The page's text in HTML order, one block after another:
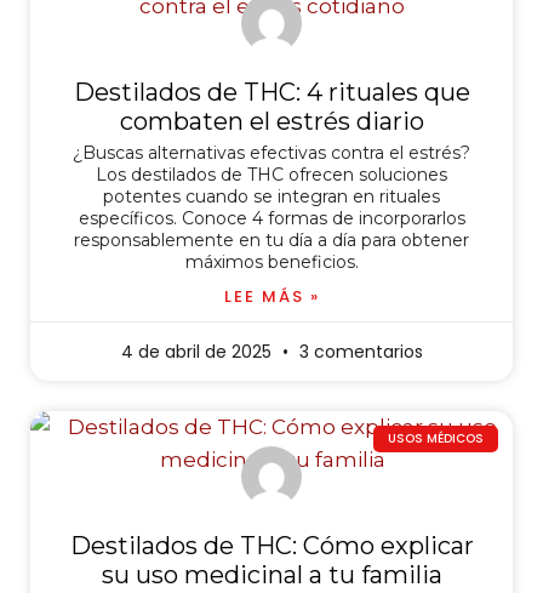
Destilados de THC: 4 rituales que
combaten el estrés diario
¿Buscas alternativas efectivas contra el estrés?
Los destilados de THC ofrecen soluciones
potentes cuando se integran en rituales
específicos. Conoce 4 formas de incorporarlos
responsablemente en tu día a día para obtener
máximos beneficios.
LEE MÁS »
4 de abril de 2025 3 comentarios
USOS MÉDICOS
Destilados de THC: Cómo explicar
su uso medicinal a tu familia